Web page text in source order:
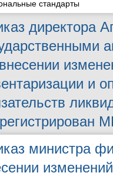
стандарты
директора
и
министра